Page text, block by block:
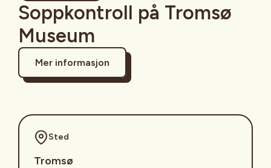
Soppkontroll på Tromsø
Museum
Mer informasjon
Sted
Tromsø